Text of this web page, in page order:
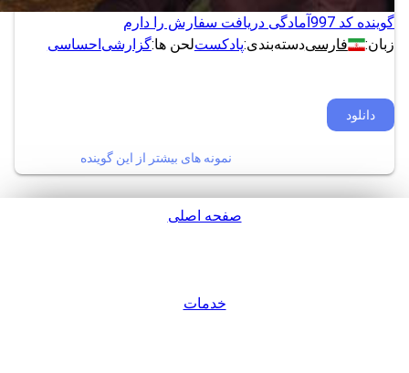
گوینده کد 997
آمادگی دریافت سفارش را دارم
زبان:
فارسیدسته‌بندی:پادکستلحن ها:گزارشیاحساسی
دانلود
نمونه های بیشتر از این گوینده
صفحه اصلی
خدمات